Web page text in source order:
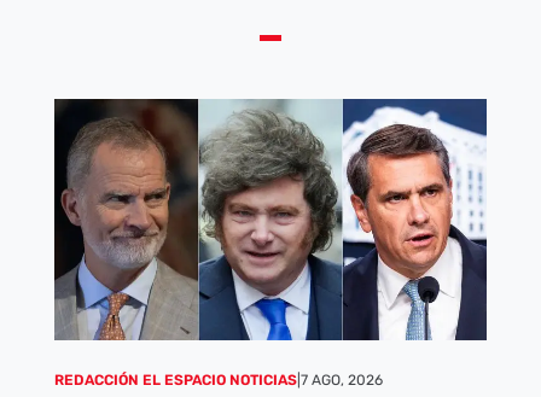
REDACCIÓN EL ESPACIO NOTICIAS| 7 AGO, 2026